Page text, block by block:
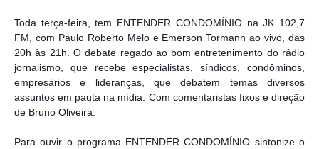
Toda terça-feira, tem ENTENDER CONDOMÍNIO na JK 102,7
FM, com Paulo Roberto Melo e Emerson Tormann ao vivo, das
20h às 21h. O debate regado ao bom entretenimento do rádio
jornalismo, que recebe especialistas, síndicos, condôminos,
empresários e lideranças, que debatem temas diversos
assuntos em pauta na mídia. Com comentaristas fixos e direção
de Bruno Oliveira.
Para ouvir o programa ENTENDER CONDOMÍNIO sintonize o